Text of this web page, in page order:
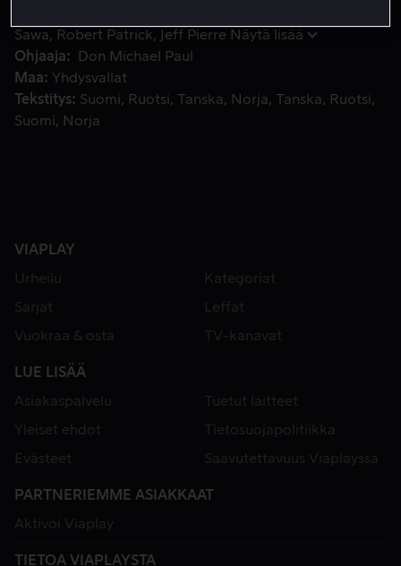
Sawa
Robert Patrick Jeff Pierre Näytä lisää
Ohjaaja
Don Michael Paul
Maa
Yhdysvallat
Tekstitys
Suomi Ruotsi Tanska Norja Tanska
Ruotsi
Suomi
Norja
VIAPLAY
Urheilu
Kategoriat
Sarjat
Leffat
Vuokraa & osta
TV-kanavat
LUE LISÄÄ
Asiakaspalvelu
Tuetut laitteet
Yleiset ehdot
Tietosuojapolitiikka
Evästeet
Saavutettavuus Viaplayssa
PARTNERIEMME ASIAKKAAT
Aktivoi Viaplay
TIETOA VIAPLAYSTA